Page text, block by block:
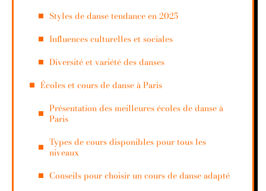
Styles de danse tendance en 2025
Influences culturelles et sociales
Diversité et variété des danses
Écoles et cours de danse à Paris
Présentation des meilleures écoles de danse à
Paris
Types de cours disponibles pour tous les
niveaux
Conseils pour choisir un cours de danse adapté